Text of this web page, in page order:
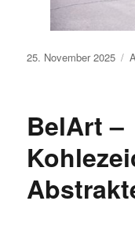
Veröffentlicht
25. November 2025
BelArt –